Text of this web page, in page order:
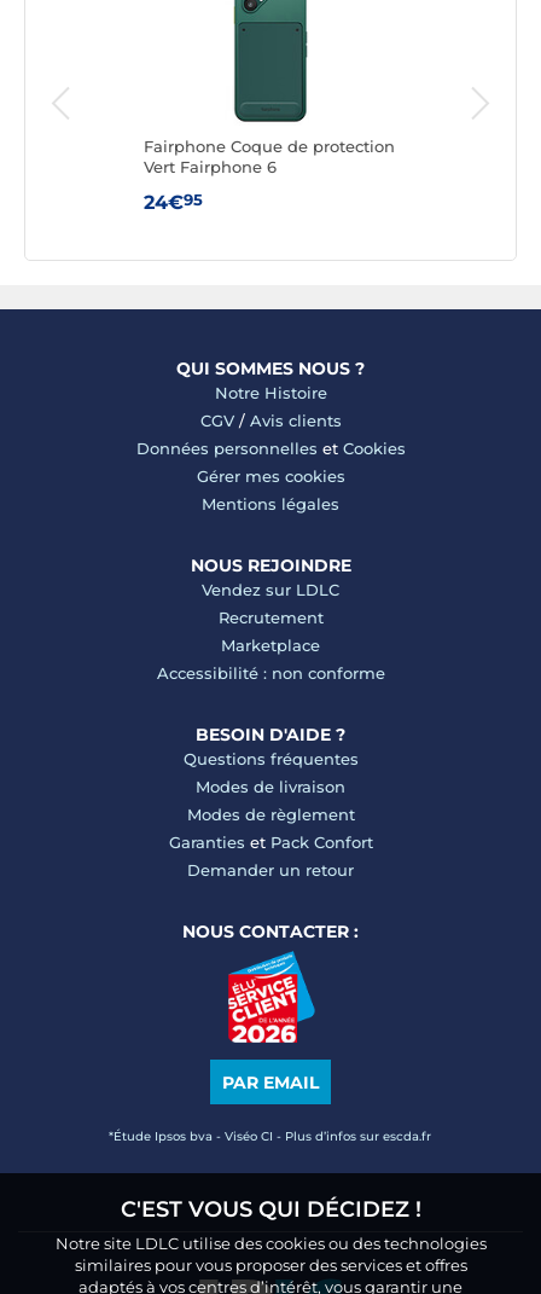
C'EST VOUS QUI DÉCIDEZ !
Notre site LDLC utilise des cookies ou des technologies
similaires pour vous proposer des services et offres
adaptés à vos centres d’intérêt, vous garantir une
Fairphone Coque de protection
Vert Fairphone 6
24€95
QUI SOMMES NOUS ?
Notre Histoire
CGV/ Avis clients
Données personnelles et Cookies
Gérer mes cookies
Mentions légales
NOUS REJOINDRE
Vendez sur LDLC
Recrutement
Marketplace
Accessibilité : non conforme
BESOIN D'AIDE ?
Questions fréquentes
Modes de livraison
Modes de règlement
Garanties et Pack Confort
Demander un retour
NOUS CONTACTER :
PAR EMAIL
*Étude Ipsos bva - Viséo CI - Plus d’infos sur escda.fr